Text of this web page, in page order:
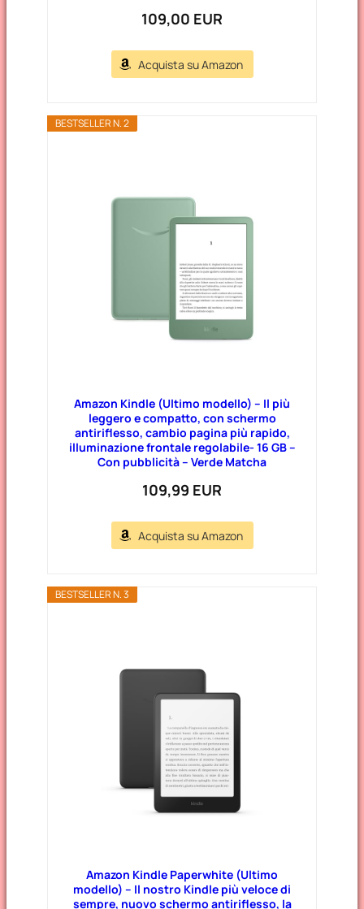
109,00 EUR
Acquista su Amazon
BESTSELLER N. 2
Amazon Kindle (Ultimo modello) – Il più
leggero e compatto, con schermo
antiriflesso, cambio pagina più rapido,
illuminazione frontale regolabile- 16 GB –
Con pubblicità – Verde Matcha
109,99 EUR
Acquista su Amazon
BESTSELLER N. 3
Amazon Kindle Paperwhite (Ultimo
modello) – Il nostro Kindle più veloce di
sempre, nuovo schermo antiriflesso, la